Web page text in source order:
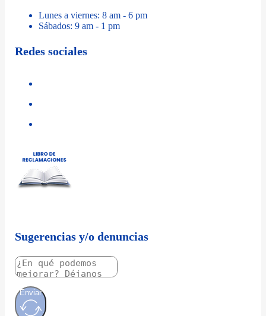
Lunes a viernes: 8 am - 6 pm
Sábados: 9 am - 1 pm
Redes sociales
Sugerencias y/o denuncias
Enviar